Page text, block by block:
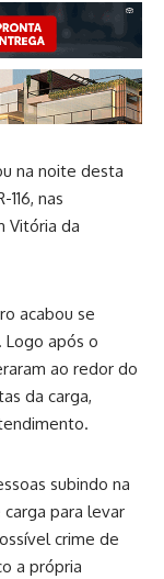
na noite desta
nas
Vitória da
acabou se
após o
ao redor do
da carga,
subindo na
para levar
crime de
a própria